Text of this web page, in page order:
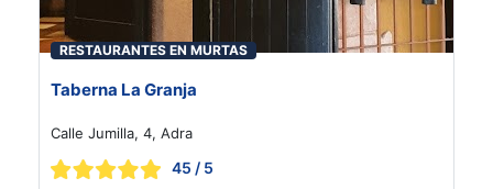
RESTAURANTES EN MURTAS
Taberna La Granja
Calle Jumilla, 4, Adra
45 / 5